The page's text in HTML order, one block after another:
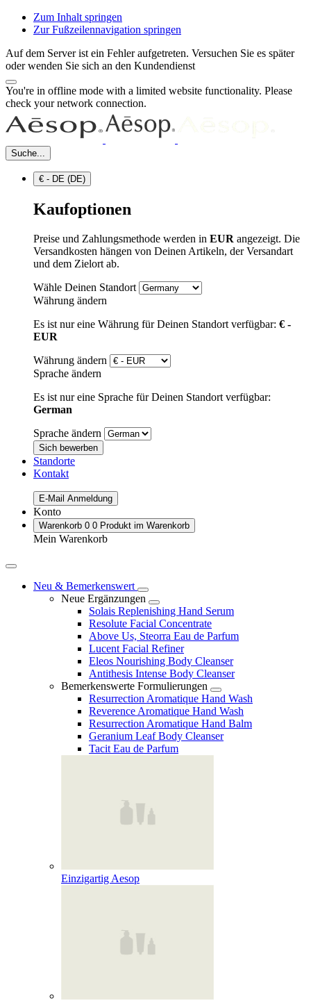
Zum Inhalt springen
Zur Fußzeilennavigation springen
Auf dem Server ist ein Fehler aufgetreten. Versuchen Sie es später
oder wenden Sie sich an den Kundendienst
You're in offline mode with a limited website functionality. Please
check your network connection.
Suche...
€ - DE (DE)
Kaufoptionen
Preise und Zahlungsmethode werden in EUR angezeigt. Die
Versandkosten hängen von Deinen Artikeln, der Versandart
und dem Zielort ab.
Wähle Deinen Standort
Währung ändern
Es ist nur eine Währung für Deinen Standort verfügbar: € -
EUR
Währung ändern
Sprache ändern
Es ist nur eine Sprache für Deinen Standort verfügbar:
German
Sprache ändern
Sich bewerben
Standorte
Kontakt
E-Mail Anmeldung
Konto
Warenkorb 0 0 Produkt im Warenkorb
Mein Warenkorb
Neu & Bemerkenswert
Neue Ergänzungen
Solais Replenishing Hand Serum
Resolute Facial Concentrate
Above Us, Steorra Eau de Parfum
Lucent Facial Refiner
Eleos Nourishing Body Cleanser
Antithesis Intense Body Cleanser
Bemerkenswerte Formulierungen
Resurrection Aromatique Hand Wash
Reverence Aromatique Hand Wash
Resurrection Aromatique Hand Balm
Geranium Leaf Body Cleanser
Tacit Eau de Parfum
Einzigartig Aesop